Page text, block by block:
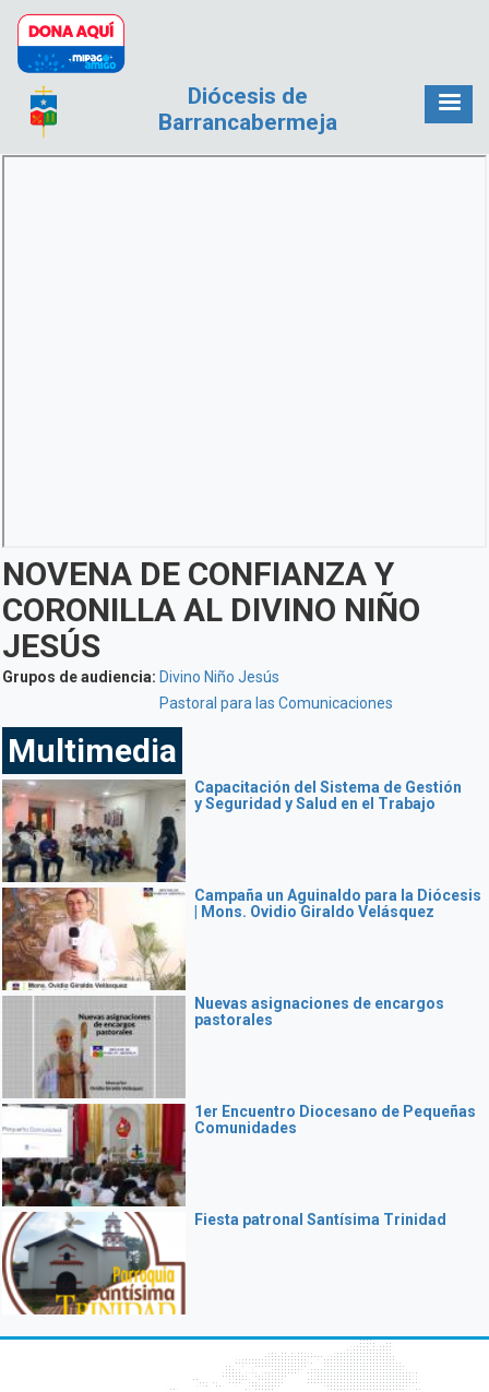
Pasar al contenido principal
Diócesis de
Barrancabermeja
NOVENA DE CONFIANZA Y
CORONILLA AL DIVINO NIÑO
JESÚS
Grupos de audiencia: Divino Niño Jesús
Pastoral para las Comunicaciones
Multimedia
Capacitación del Sistema de Gestión
y Seguridad y Salud en el Trabajo
Campaña un Aguinaldo para la Diócesis
| Mons. Ovidio Giraldo Velásquez
Nuevas asignaciones de encargos
pastorales
1er Encuentro Diocesano de Pequeñas
Comunidades
Fiesta patronal Santísima Trinidad